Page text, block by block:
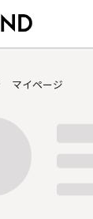
マイページ